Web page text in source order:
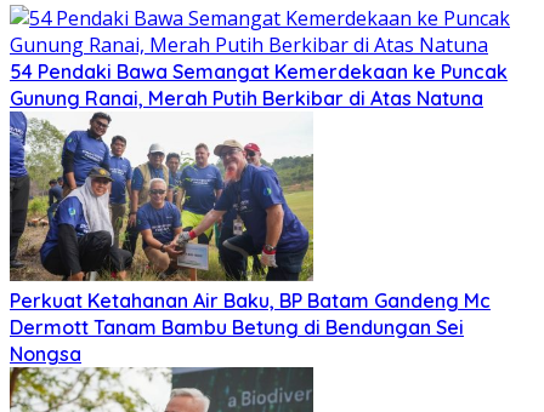
54 Pendaki Bawa Semangat Kemerdekaan ke Puncak
Gunung Ranai, Merah Putih Berkibar di Atas Natuna
Perkuat Ketahanan Air Baku, BP Batam Gandeng Mc
Dermott Tanam Bambu Betung di Bendungan Sei
Nongsa